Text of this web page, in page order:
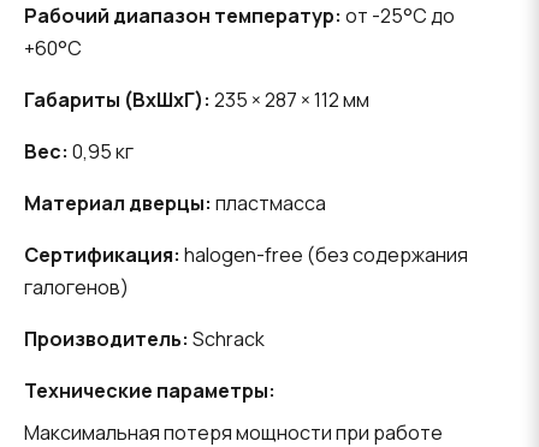
Рабочий диапазон температур: от -25°C до
+60°C
Габариты (ВхШхГ): 235 × 287 × 112 мм
Вес: 0,95 кг
Материал дверцы: пластмасса
Сертификация: halogen-free (без содержания
галогенов)
Производитель: Schrack
Технические параметры:
Максимальная потеря мощности при работе